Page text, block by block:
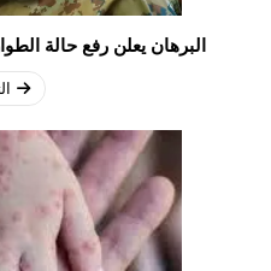
البرهان يعلن رفع حالة